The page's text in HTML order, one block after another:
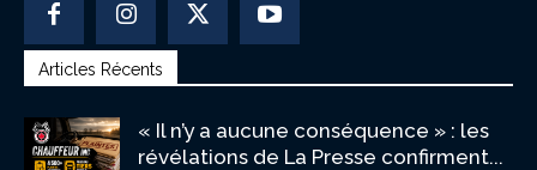
Articles Récents
« Il n’y a aucune conséquence » : les
révélations de La Presse confirment...